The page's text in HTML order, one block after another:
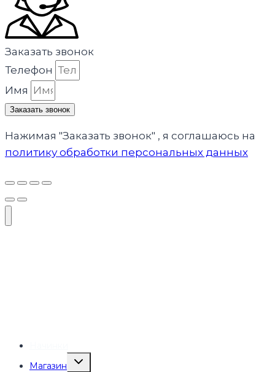
Заказать звонок
Телефон
Имя
Заказать звонок
Нажимая "Заказать звонок" , я соглашаюсь на
политику обработки персональных данных
Магазин
Переключить